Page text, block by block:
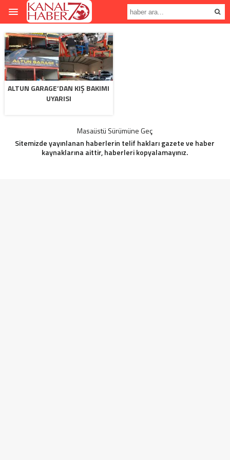
ALTUN GARAGE’DAN KIŞ BAKIMI
UYARISI
Masaüstü Sürümüne Geç
Sitemizde yayınlanan haberlerin telif hakları gazete ve haber
kaynaklarına aittir, haberleri kopyalamayınız.